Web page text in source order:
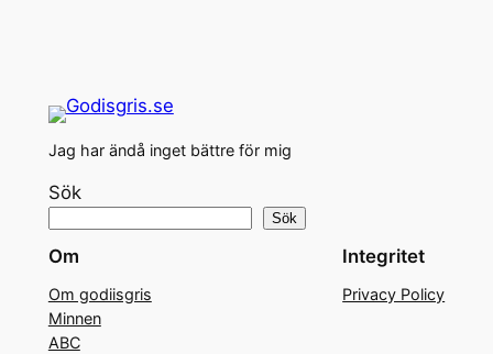
Jag har ändå inget bättre för mig
Sök
Sök
Om
Om godiisgris
Minnen
ABC
Integritet
Privacy Policy